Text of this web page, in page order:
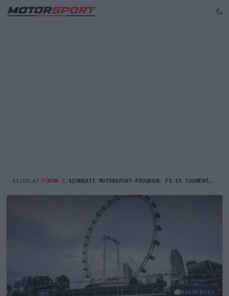
KEZDŐLAP FORMA-1 SZOMBATI MOTORSPORT-PROGRAM: F1-ES IDŐMÉRŐ, MOTOGP-S SPRINTFUTAM!
Northfoto